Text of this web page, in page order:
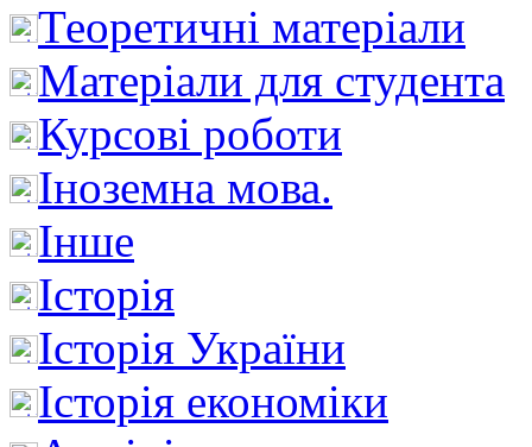
Теоретичні матеріали
Матеріали для студента
Курсові роботи
Іноземна мова.
Інше
Історія
Історія України
Історія економіки